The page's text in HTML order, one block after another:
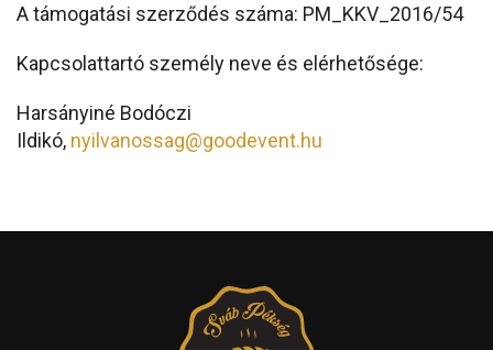
A támogatási szerződés száma: PM_KKV_2016/54
Kapcsolattartó személy neve és elérhetősége:
Harsányiné Bodóczi
Ildikó, nyilvanossag@goodevent.hu